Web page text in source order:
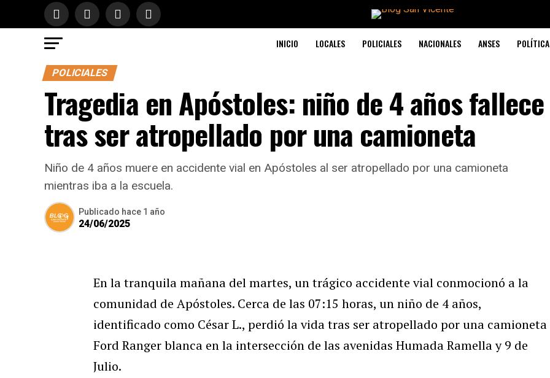
INICIO LOCALES POLICIALES NACIONALES ANSES POLÍTICA
POLICIALES
Tragedia en Apóstoles: niño de 4 años fallece
tras ser atropellado por una camioneta
Niño de 4 años muere en accidente vial en Apóstoles al ser atropellado por una camioneta
mientras iba a la escuela.
Publicado hace 1 año
24/06/2025
En la tranquila mañana del martes, un trágico accidente vial conmocionó a la
comunidad de Apóstoles. Cerca de las 07:15 horas, un niño de 4 años,
identificado como César L., perdió la vida tras ser atropellado por una camioneta
Ford Ranger blanca en la intersección de las avenidas Humada Ramella y 9 de
Julio.